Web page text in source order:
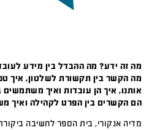
מה זה ידע? מה ההבדל בין מידע
מה הקשר בין תקשורת לשלטון, איך
אותנו, איך הן עובדות ואיך משתמשים
הם הקשרים בין הפרט לקהילה ואיך
מדיה אנקורי, בית הספר לחשיבה